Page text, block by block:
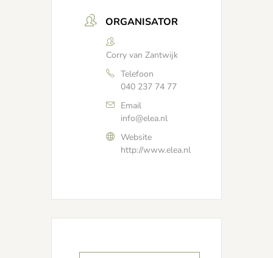
ORGANISATOR
Corry van Zantwijk
Telefoon
040 237 74 77
Email
info@elea.nl
Website
http://www.elea.nl